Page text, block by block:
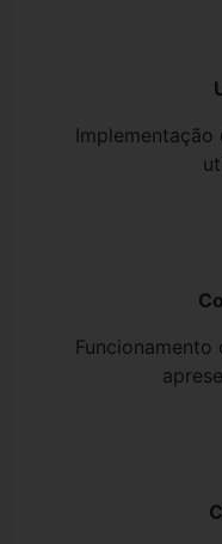
Implementação
Funcionamento